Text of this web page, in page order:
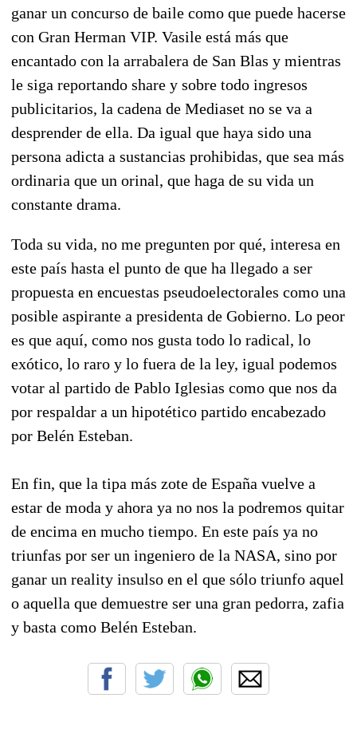
ganar un concurso de baile como que puede hacerse
con Gran Herman VIP. Vasile está más que
encantado con la arrabalera de San Blas y mientras
le siga reportando share y sobre todo ingresos
publicitarios, la cadena de Mediaset no se va a
desprender de ella. Da igual que haya sido una
persona adicta a sustancias prohibidas, que sea más
ordinaria que un orinal, que haga de su vida un
constante drama.
Toda su vida, no me pregunten por qué, interesa en
este país hasta el punto de que ha llegado a ser
propuesta en encuestas pseudoelectorales como una
posible aspirante a presidenta de Gobierno. Lo peor
es que aquí, como nos gusta todo lo radical, lo
exótico, lo raro y lo fuera de la ley, igual podemos
votar al partido de Pablo Iglesias como que nos da
por respaldar a un hipotético partido encabezado
por Belén Esteban.
En fin, que la tipa más zote de España vuelve a
estar de moda y ahora ya no nos la podremos quitar
de encima en mucho tiempo. En este país ya no
triunfas por ser un ingeniero de la NASA, sino por
ganar un reality insulso en el que sólo triunfo aquel
o aquella que demuestre ser una gran pedorra, zafia
y basta como Belén Esteban.